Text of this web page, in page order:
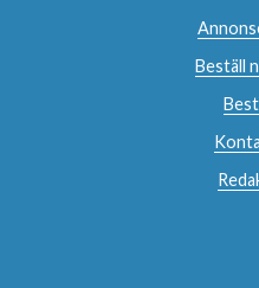
Beställ